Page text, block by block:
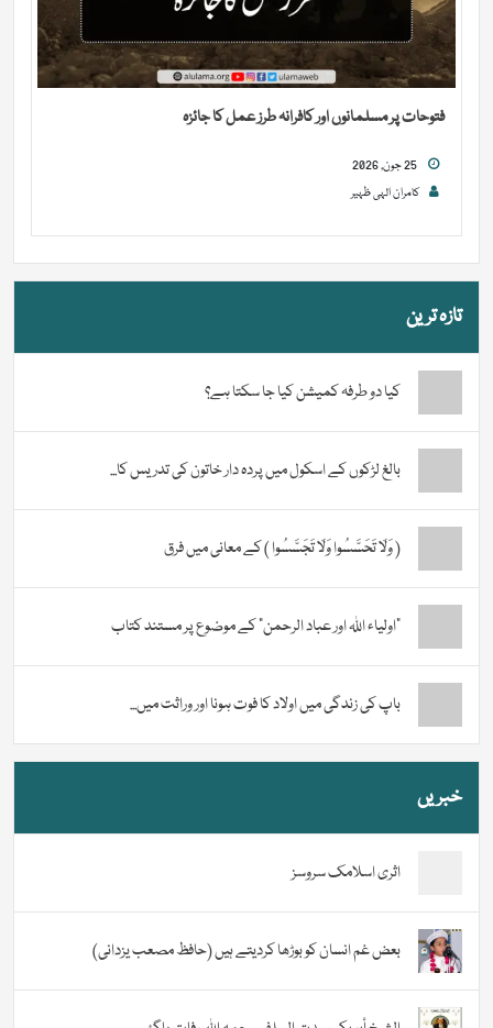
فتوحات پر مسلمانوں اور کافرانہ طرز عمل کا جائزہ
کامران الہی ظہیر
تازہ ترین
کیا دو طرفہ کمیشن کیا جا سکتا ہے؟
بالغ لڑکوں کے اسکول میں پردہ دار خاتون کی تدریس کا...
( وَلَا تَحَسَّسُوا وَلَا تَجَسَّسُوا ) کے معانی میں فرق
“اولیاء اللہ اور عباد الرحمن” کے موضوع پر مستند کتاب
باپ کی زندگی میں اولاد کا فوت ہونا اور وراثت میں...
خبریں
اثری اسلامک سروسز
بعض غم انسان کو بوڑھا کردیتے ہیں (حافظ مصعب یزدانی)